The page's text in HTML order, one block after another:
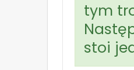
tym
stoi